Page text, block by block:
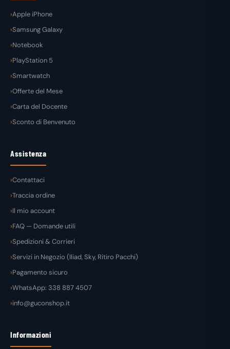
Apple iPhone
Samsung Galaxy
Notebook
PlayStation 5
Smartwatch
Offerte del Mese
Carta del Docente
Sconto di Benvenuto
Assistenza
Contattaci
Traccia ordine
Il mio account
FAQ — Domande utili
Spedizioni & Corrieri
Servizi in Negozio (Iliad, Sky, Ritiro Pacchi)
Pagamento sicuro
WhatsApp: 338 887 4507
info@guconshop.it
Informazioni